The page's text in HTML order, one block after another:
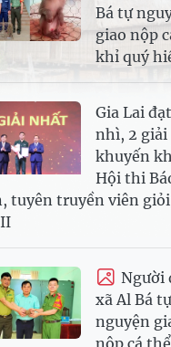
Bá tự
giao nộp
khỉ quý
Gia Lai
nhì, 2 giải
khuyến
Hội thi
tuyên truyền viên
Người
xã Al Bá tự
nguyện